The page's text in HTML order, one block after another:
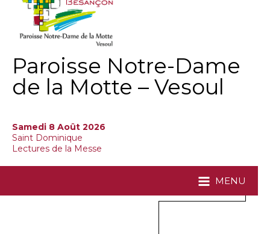
Paroisse Notre-Dame
de la Motte – Vesoul
Samedi 8 Août 2026
Saint Dominique
Lectures de la Messe
MENU